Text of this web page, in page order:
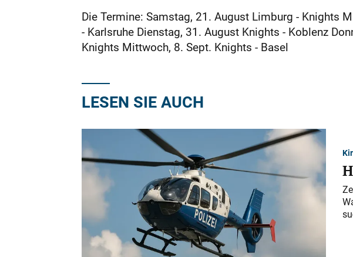
Die Termine: Samstag, 21. August Limburg - Knights
- Karlsruhe Dienstag, 31. August Knights - Koblenz
Knights Mittwoch, 8. Sept. Knights - Basel
LESEN SIE AUCH